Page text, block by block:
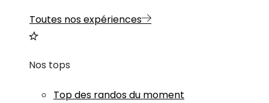
Toutes nos expériences
Nos tops
Top des randos du moment